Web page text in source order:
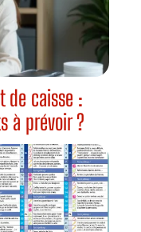
de caisse :
à prévoir ?